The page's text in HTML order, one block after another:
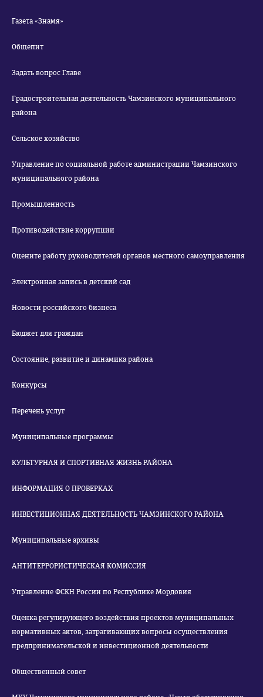
Газета «Знамя»
Общепит
Задать вопрос Главе
Градостроительная деятельность Чамзинского муниципального
района
Сельское хозяйство
Управление по социальной работе администрации Чамзинского
муниципального района
Промышленность
Противодействие коррупции
Оцените работу руководителей органов местного самоуправления
Электронная запись в детский сад
Новости российского бизнеса
Бюджет для граждан
Состояние, развитие и динамика района
Конкурсы
Перечень услуг
Муниципальные программы
КУЛЬТУРНАЯ И СПОРТИВНАЯ ЖИЗНЬ РАЙОНА
ИНФОРМАЦИЯ О ПРОВЕРКАХ
ИНВЕСТИЦИОННАЯ ДЕЯТЕЛЬНОСТЬ ЧАМЗИНСКОГО РАЙОНА
Муниципальные архивы
АНТИТЕРРОРИСТИЧЕСКАЯ КОМИССИЯ
Управление ФСКН России по Республике Мордовия
Оценка регулирующего воздействия проектов муниципальных
нормативных актов, затрагивающих вопросы осуществления
предпринимательской и инвестиционной деятельности
Общественный совет